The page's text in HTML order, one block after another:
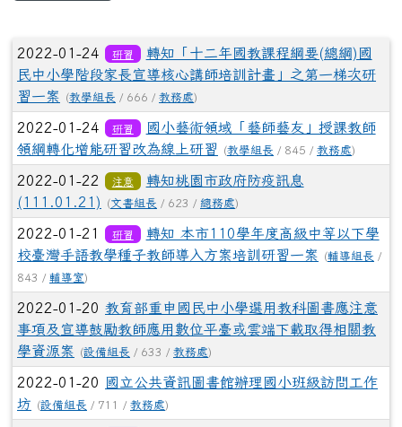
文章列表
2022-01-24 研習
轉知「十二年國教課程綱要(總綱)國
民中小學階段家長宣導核心講師培訓計畫」之第一梯次研
習一案
(教學組長 / 666 / 教務處)
2022-01-24 研習
國小藝術領域「藝師藝友」授課教師
領綱轉化增能研習改為線上研習
(教學組長 / 845 / 教務處)
2022-01-22 注意
轉知桃園市政府防疫訊息
(111.01.21)
(文書組長 / 623 / 總務處)
2022-01-21 研習
轉知 本市110學年度高級中等以下學
校臺灣手語教學種子教師導入方案培訓研習一案
(輔導組長 /
843 / 輔導室)
2022-01-20 教育部重申國民中小學選用教科圖書應注意
事項及宣導鼓勵教師應用數位平臺或雲端下載取得相關教
學資源案
(設備組長 / 633 / 教務處)
2022-01-20 國立公共資訊圖書館辦理國小班級訪問工作
坊
(設備組長 / 711 / 教務處)